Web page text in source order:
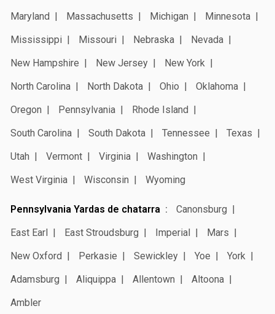
Maryland
Massachusetts Michigan
Minnesota
Mississippi
Missouri Nebraska
Nevada
New Hampshire
New Jersey
New York
North Carolina
North Dakota Ohio
Oklahoma
Oregon
Pennsylvania
Rhode Island
South Carolina
South Dakota Tennessee
Texas
Utah
Vermont Virginia
Washington
West Virginia
Wisconsin Wyoming
Pennsylvania Yardas de chatarra
Canonsburg
East Earl
East Stroudsburg Imperial
Mars
New Oxford
Perkasie Sewickley Yoe
York
Adamsburg
Aliquippa Allentown
Altoona
Ambler